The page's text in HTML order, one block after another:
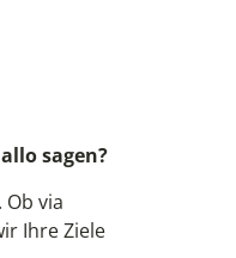
sagen?
via
Ihre Ziele